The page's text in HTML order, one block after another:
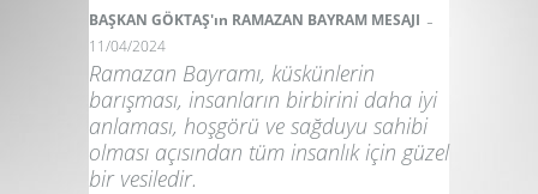
BAŞKAN GÖKTAŞ'ın RAMAZAN BAYRAM MESAJI -
11/04/2024
Ramazan Bayramı, küskünlerin
barışması, insanların birbirini daha iyi
anlaması, hoşgörü ve sağduyu sahibi
olması açısından tüm insanlık için güzel
bir vesiledir.